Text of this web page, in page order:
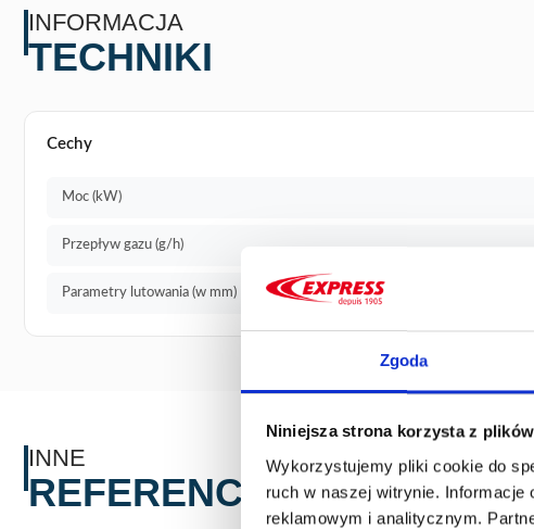
Zgoda
Niniejsza strona korzysta z
Wykorzystujemy pliki cookie do
ruch w naszej witrynie.
reklamowym i analitycznym.
INFORMACJA
TECHNIKI
Cechy
Moc (kW)
Przepływ gazu (g/h)
Parametry lutowania (w mm) ∅ 23 (Rurki miedziane,
INNE
REFERENCJE